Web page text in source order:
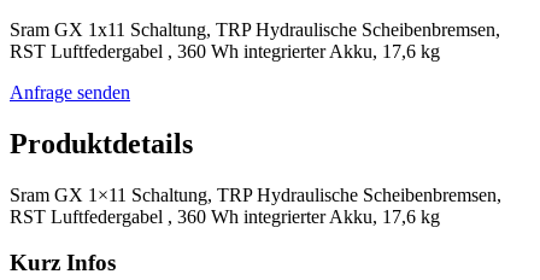
Sram GX 1x11 Schaltung, TRP Hydraulische Scheibenbremsen,
RST Luftfedergabel , 360 Wh integrierter Akku, 17,6 kg
Anfrage senden
Produktdetails
Sram GX 1×11 Schaltung, TRP Hydraulische Scheibenbremsen,
RST Luftfedergabel , 360 Wh integrierter Akku, 17,6 kg
Kurz Infos